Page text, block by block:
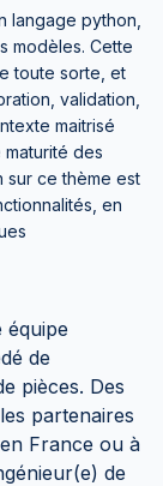
langage python,
modèles. Cette
toute sorte, et
validation,
maitrisé
des
sur ce thème est
en
équipe
de
pièces. Des
partenaires
France ou à
de